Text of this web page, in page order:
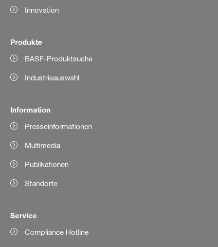
Innovation
Produkte
BASF-Produktsuche
Industrieauswahl
Information
Presseinformationen
Multimedia
Publikationen
Standorte
Service
Compliance Hotline